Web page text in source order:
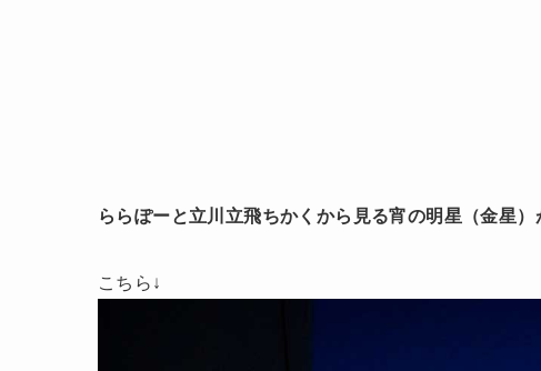
ららぽーと立川立飛ちかくから見る宵の明星（金星）
こちら↓